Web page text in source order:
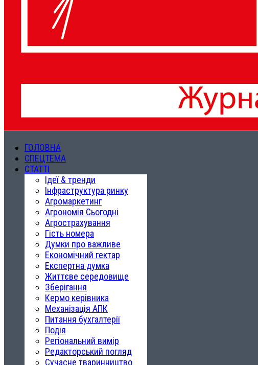
ГОЛОВНА
СПЕЦТЕМА
СТАТТІ
Ідеї & тренди
Інфраструктура ринку
Агромаркетинг
Агрономія Сьогодні
Агрострахування
Гість номера
Думки про важливе
Економічний гектар
Експертна думка
Життєве середовище
Зберігання
Кермо керівника
Механізація АПК
Питання бухгалтерії
Подія
Регіональний вимір
Редакторський погляд
Сучасне тваринництво